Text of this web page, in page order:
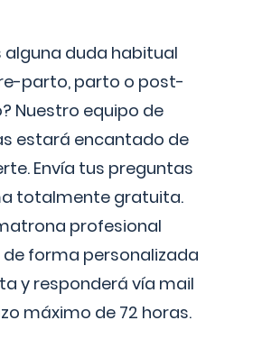
alguna duda habitual
parto, parto o post-
Nuestro equipo de
estará encantado de
Envía tus preguntas
totalmente gratuita.
profesional
forma personalizada
y responderá vía mail
máximo de 72 horas.